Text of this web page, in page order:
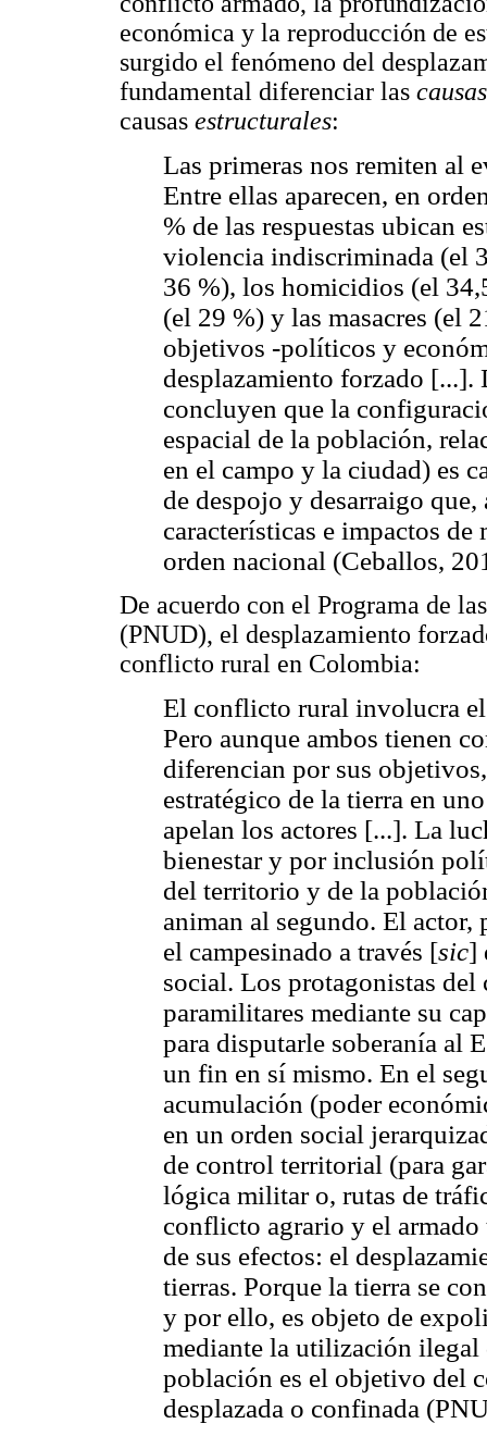
económica y la reproducción de
surgido el fenómeno del
fundamental diferenciar las
causas estructurales:
Las primeras nos remiten al
Entre ellas aparecen, en
% de las respuestas ubican
violencia indiscriminada (el
36 %), los homicidios (el
(el 29 %) y las masacres (el
objetivos -políticos y
desplazamiento forzado [...].
concluyen que la
espacial de la población,
en el campo y la ciudad) es
de despojo y desarraigo
características e impactos
orden nacional (Ceballos,
De acuerdo con el Programa de
(PNUD), el desplazamiento
conflicto rural en Colombia:
El conflicto rural involucra
Pero aunque ambos tienen
diferencian por sus
estratégico de la tierra en
apelan los actores [...]. La
bienestar y por inclusión
del territorio y de la
animan al segundo. El
el campesinado a través [sic]
social. Los protagonistas
paramilitares mediante su
para disputarle soberanía al
un fin en sí mismo. En el
acumulación (poder
en un orden social
de control territorial (para
lógica militar o, rutas de
conflicto agrario y el armado
de sus efectos: el
tierras. Porque la tierra se
y por ello, es objeto de
mediante la utilización
población es el objetivo del
desplazada o confinada